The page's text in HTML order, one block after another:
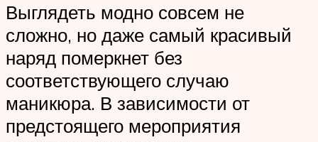
Выглядеть модно совсем не
сложно, но даже самый красивый
наряд померкнет без
соответствующего случаю
маникюра. В зависимости от
предстоящего мероприятия